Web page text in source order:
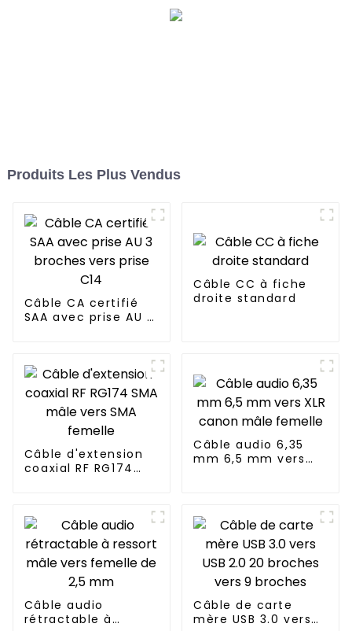
Produits Les Plus Vendus
Câble CA certifié
SAA avec prise AU 3
Câble CC à fiche
droite standard
Câble d'extension
coaxial RF RG174
Câble audio 6,35
mm 6,5 mm vers
Câble audio
rétractable à
Câble de carte
mère USB 3.0 vers